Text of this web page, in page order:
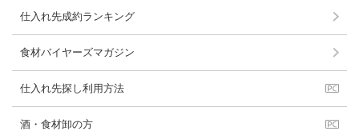
仕入れ先成約ランキング
食材バイヤーズマガジン
仕入れ先探し利用方法
酒・食材卸の方